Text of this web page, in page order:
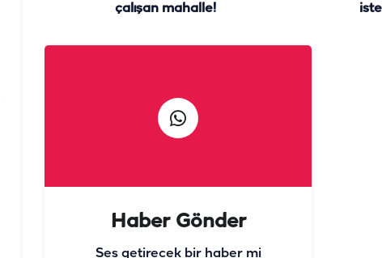
çalışan mahalle!
Haber Gönder
Ses getirecek bir haber mi